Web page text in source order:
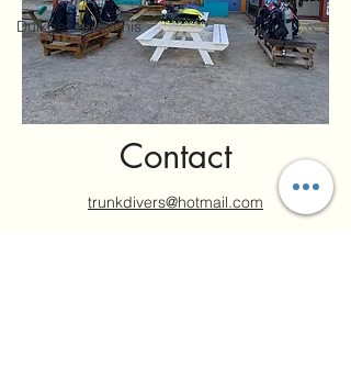
Duikgeschiedenis
Contact
trunkdivers@hotmail.com